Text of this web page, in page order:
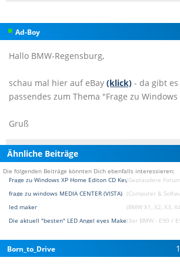
Ad-Boy
Hallo BMW-Regensburg,
schau mal hier auf eBay (klick) - da gibt
passendes zum Thema "Frage zu
Gruß
Ähnliche Beiträge
Die folgenden Beiträge könnten Dich ebenfalls interessieren:
Frage zu Windows XP Home Editon CD Key(Geplaudere
frage zu windows MEDIA CENTER (VISTA) (Computer &
led maker
(BMW X1, X2, X3,
Die aktuell "besten" LED Angel eyes Maker ?(3er BMW - E90 /
Born_to_Drive